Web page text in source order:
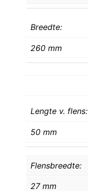
Breedte:
260 mm
Lengte v. flens:
50 mm
Flensbreedte:
27 mm